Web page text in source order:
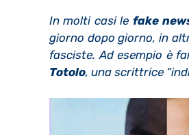
In molti casi le fake
giorno dopo giorno, in
fasciste. Ad esempio è
Totolo, una scrittrice